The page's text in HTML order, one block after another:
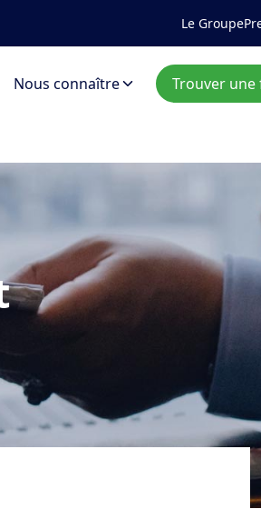
Le Groupe
Nous connaître Trouver